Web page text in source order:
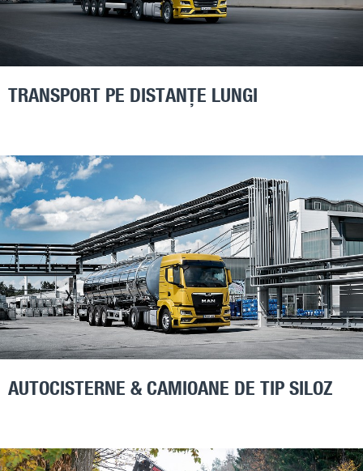
TRANSPORT PE DISTANȚE LUNGI
AUTOCISTERNE & CAMIOANE DE TIP SILOZ